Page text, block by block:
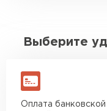
Выберите
Оплата банковской